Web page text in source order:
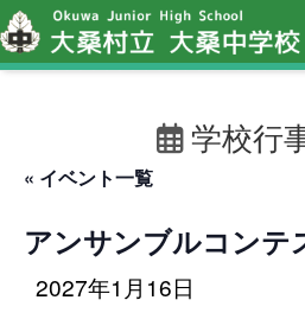
学校行
« イベント一覧
アンサンブルコンテ
2027年1月16日